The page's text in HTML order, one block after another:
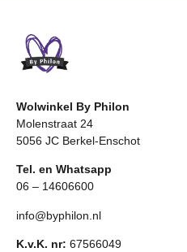
Wolwinkel By Philon
Molenstraat 24
5056 JC Berkel-Enschot
Tel. en Whatsapp
06 – 14606600
info@byphilon.nl
K.v.K. nr: 67566049